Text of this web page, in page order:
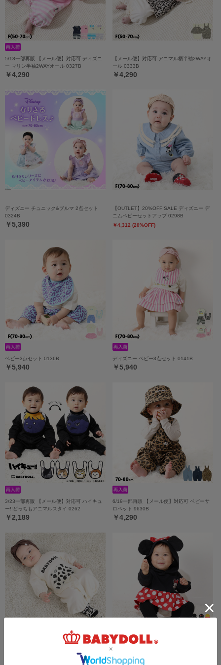
5/18一部再販 【メール便】対応可 ディズニ
ー マリン半袖2WAYオール 0327B
￥4,290
【メール便】対応可 アニマル柄半袖2WAYオ
ール 0333B
￥4,290
ディズニー チュニック&ブルマ 2点セット
0324B
￥5,390
【OUTLET】20%OFF SALE ディズニー デ
ニムベビーセットアップ 0298B
￥4,312 (20%OFF)
ベビー3点セット 0136B
￥5,940
ディズニー ベビー3点セット 0141B
￥5,940
3/23一部再販 【メール便】対応可 ハイキュ
ー!!どっちもアニマルスタイ 0262
￥2,189
6/19一部再販 【メール便】対応可 ベビーサ
ロペット 9630B
￥4,290
ディズニー なりきるベビー2点セット 9802B